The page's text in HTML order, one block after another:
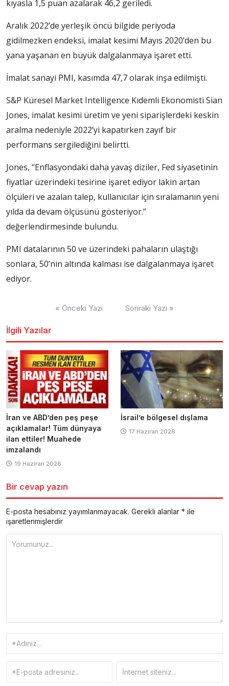
kıyasla 1,5 puan azalarak 46,2 geriledi.
Aralık 2022’de yerleşik öncü bilgide periyoda
gidilmezken endeksi, imalat kesimi Mayıs 2020’den bu
yana yaşanan en büyük dalgalanmaya işaret etti.
İmalat sanayi PMI, kasımda 47,7 olarak inşa edilmişti.
S&P Küresel Market Intelligence Kıdemli Ekonomisti Sian
Jones, imalat kesimi üretim ve yeni siparişlerdeki keskin
aralma nedeniyle 2022’yi kapatırken zayıf bir
performans sergilediğini belirtti.
Jones, “Enflasyondaki daha yavaş diziler, Fed siyasetinin
fiyatlar üzerindeki tesirine işaret ediyor lakin artan
ölçüleri ve azalan talep, kullanıcılar için sıralamanın yeni
yılda da devam ölçüsünü gösteriyor.”
değerlendirmesinde bulundu.
PMI datalarının 50 ve üzerindeki pahaların ulaştığı
sonlara, 50’nin altında kalması ise dalgalanmaya işaret
ediyor.
« Önceki Yazı Sonraki Yazı »
İlgili Yazılar
İran ve ABD’den peş peşe
açıklamalar! Tüm dünyaya
ilan ettiler! Muahede
imzalandı
19 Haziran 2026
İsrail’e bölgesel dışlama
17 Haziran 2026
Bir cevap yazın
E-posta hesabınız yayımlanmayacak. Gerekli alanlar * ile
işaretlenmişlerdir